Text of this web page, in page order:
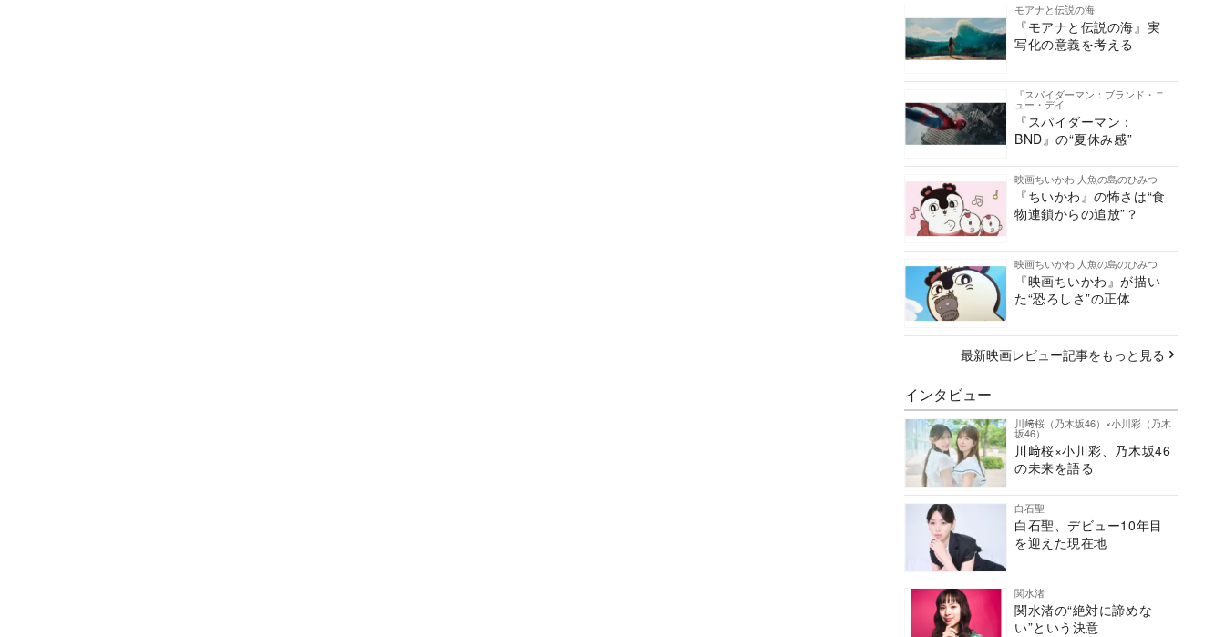
モアナと伝説の海
『モアナと伝説の海』実
写化の意義を考える
『スパイダーマン：ブランド・ニ
ュー・デイ
『スパイダーマン：
BND』の“夏休み感”
映画ちいかわ 人魚の島のひみつ
『ちいかわ』の怖さは“食
物連鎖からの追放”？
映画ちいかわ 人魚の島のひみつ
『映画ちいかわ』が描い
た“恐ろしさ”の正体
最新映画レビュー記事をもっと見る
インタビュー
川﨑桜（乃木坂46）×小川彩（乃木
坂46）
川﨑桜×小川彩、乃木坂46
の未来を語る
白石聖
白石聖、デビュー10年目
を迎えた現在地
関水渚
関水渚の“絶対に諦めな
い”という決意